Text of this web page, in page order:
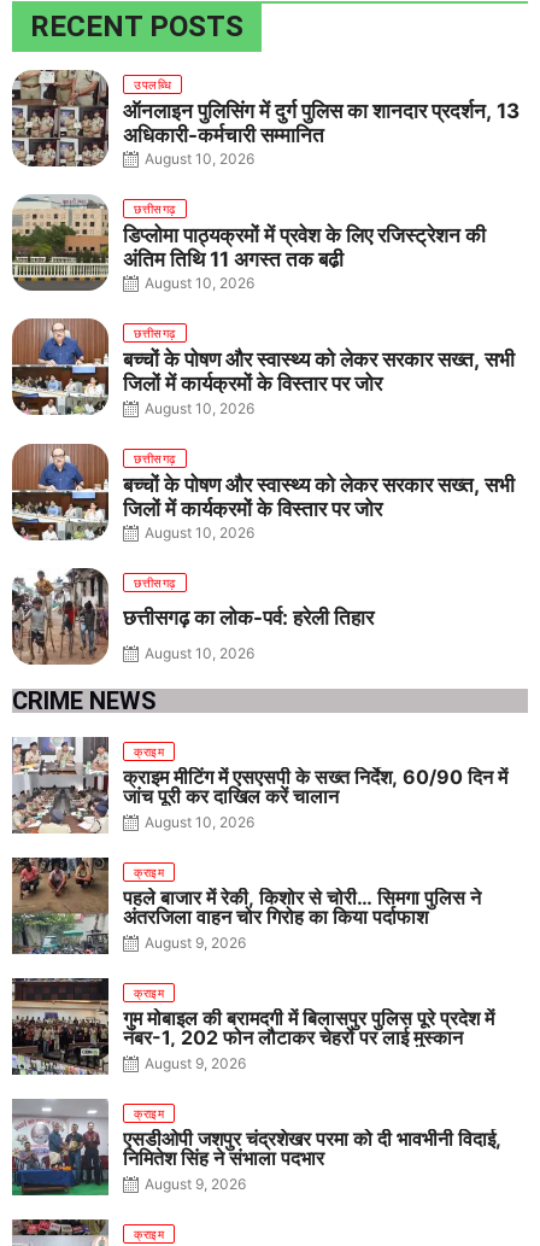
RECENT POSTS
उपलब्धि
ऑनलाइन पुलिसिंग में दुर्ग पुलिस का शानदार प्रदर्शन, 13
अधिकारी-कर्मचारी सम्मानित
August 10, 2026
छत्तीसगढ़
डिप्लोमा पाठ्यक्रमों में प्रवेश के लिए रजिस्ट्रेशन की
अंतिम तिथि 11 अगस्त तक बढ़ी
August 10, 2026
छत्तीसगढ़
बच्चों के पोषण और स्वास्थ्य को लेकर सरकार सख्त, सभी
जिलों में कार्यक्रमों के विस्तार पर जोर
August 10, 2026
छत्तीसगढ़
बच्चों के पोषण और स्वास्थ्य को लेकर सरकार सख्त, सभी
जिलों में कार्यक्रमों के विस्तार पर जोर
August 10, 2026
छत्तीसगढ़
छत्तीसगढ़ का लोक-पर्व: हरेली तिहार
August 10, 2026
CRIME NEWS
क्राइम
क्राइम मीटिंग में एसएसपी के सख्त निर्देश, 60/90 दिन में
जांच पूरी कर दाखिल करें चालान
August 10, 2026
क्राइम
पहले बाजार में रेकी, किशोर से चोरी… सिमगा पुलिस ने
अंतरजिला वाहन चोर गिरोह का किया पर्दाफाश
August 9, 2026
क्राइम
गुम मोबाइल की बरामदगी में बिलासपुर पुलिस पूरे प्रदेश में
नंबर-1, 202 फोन लौटाकर चेहरों पर लाई मुस्कान
August 9, 2026
क्राइम
एसडीओपी जशपुर चंद्रशेखर परमा को दी भावभीनी विदाई,
निमितेश सिंह ने संभाला पदभार
August 9, 2026
क्राइम